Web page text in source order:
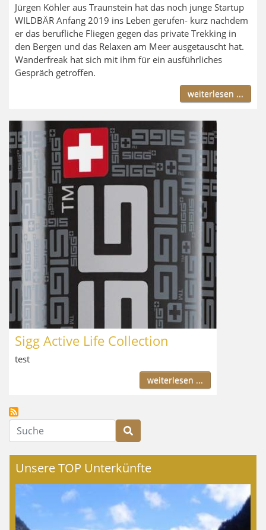
Jürgen Köhler aus Traunstein hat das noch junge Startup
WILDBÄR Anfang 2019 ins Leben gerufen- kurz nachdem
er das berufliche Fliegen gegen das private Trekking in
den Bergen und das Relaxen am Meer ausgetauscht hat.
Wanderfreak hat sich mit ihm für ein ausführliches
Gespräch getroffen.
weiterlesen ...
Sigg Active Life Collection
test
weiterlesen ...
Suche
Unsere TOP Unterkünfte